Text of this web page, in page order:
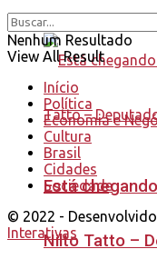
Está
Nilto Tatto –
Nenhum Resultado
View All Result
Início
Política
Economia e
Cultura
Brasil
Cidades
Sociedade
© 2022 -
Interativas